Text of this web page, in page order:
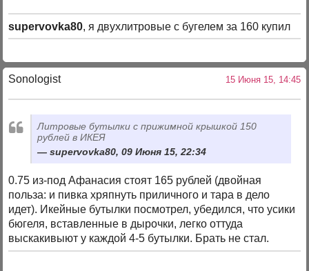
supervovka80, я двухлитровые с бугелем за 160 купил
Sonologist 15 Июня 15, 14:45
Литровые бутылки с прижимной крышкой 150
рублей в ИКЕЯ
supervovka80, 09 Июня 15, 22:34
0.75 из-под Афанасия стоят 165 рублей (двойная
польза: и пивка хряпнуть приличного и тара в дело
идет). Икейные бутылки посмотрел, убедился, что усики
бюгеля, вставленные в дырочки, легко оттуда
выскакивыют у каждой 4-5 бутылки. Брать не стал.